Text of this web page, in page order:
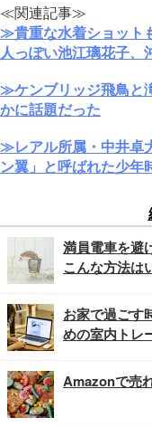
≪関連記事≫
≫貴重な水着ショット
人っぽい池江璃花子、
≫ケンブリッジ飛鳥と
かに話題だった
≫レアル所属・中井卓
ン翼」と呼ばれた少年
満員電車を避
こんな方法は
お家で過ごす
めの室内トレ
Amazonで売